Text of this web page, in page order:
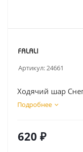
Артикул:24661
Ходячий шар
Подробнее
620 ₽